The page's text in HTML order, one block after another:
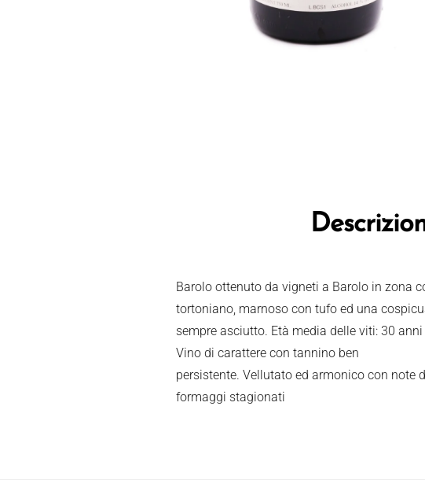
Barolo ottenuto da vigneti a Barolo in zona
tortoniano, marnoso con tufo ed una
sempre asciutto. Età media delle viti: 30 anni
Vino di carattere con tannino ben
persistente. Vellutato ed armonico con note
formaggi stagionati